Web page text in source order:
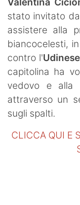
stato invitato
assistere alla
biancocelesti,
contro l'Udinese
capitolina ha
vedovo e alla
attraverso un
sugli spalti.
CLICCA QUI E